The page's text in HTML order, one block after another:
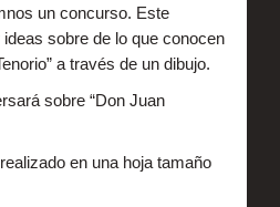
un concurso. Este
sobre de lo que conocen
a través de un dibujo.
sobre “Don Juan
en una hoja tamaño